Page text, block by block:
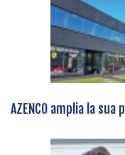
AZENCO amplia la